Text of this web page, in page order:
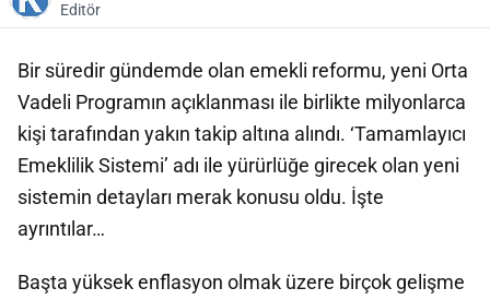
Editör
Bir süredir gündemde olan emekli reformu, yeni Orta
Vadeli Programın açıklanması ile birlikte milyonlarca
kişi tarafından yakın takip altına alındı. ‘Tamamlayıcı
Emeklilik Sistemi’ adı ile yürürlüğe girecek olan yeni
sistemin detayları merak konusu oldu. İşte
ayrıntılar…
Başta yüksek enflasyon olmak üzere birçok gelişme